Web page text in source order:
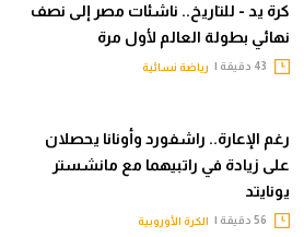
كرة يد - للتاريخ.. ناشئات مصر إلى نصف
نهائي بطولة العالم لأول مرة
رياضة نسائية
رغم الإعارة.. راشفورد وأونانا يحصلان
على زيادة في راتبيهما مع مانشستر
يونايتد
الكرة الأوروبية